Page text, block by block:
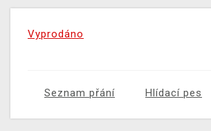
Vyprodáno
Seznam přání Hlídací pes